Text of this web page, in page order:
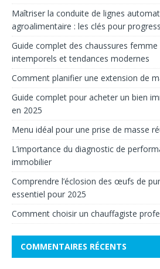
Maîtriser la conduite de lignes
agroalimentaire : les clés pour
Guide complet des chaussures femme
intemporels et tendances modernes
Comment planifier une extension de
Guide complet pour acheter un bien
en 2025
Menu idéal pour une prise de masse
L’importance du diagnostic de
immobilier
Comprendre l’éclosion des œufs de
essentiel pour 2025
Comment choisir un chauffagiste
COMMENTAIRES RÉCENTS